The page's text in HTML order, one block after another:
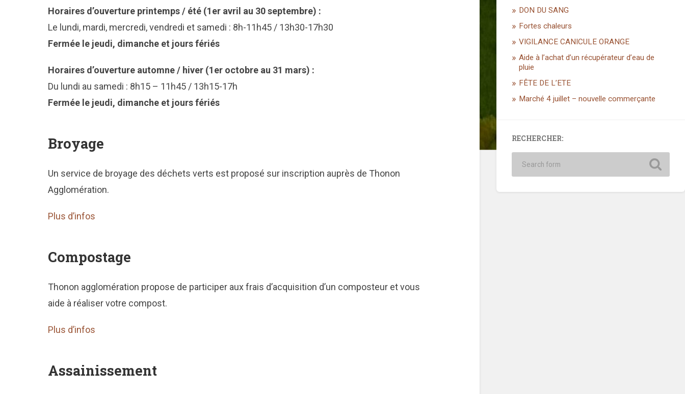
Horaires d’ouverture printemps / été (1er avril au 30 septembre) :
Le lundi, mardi, mercredi, vendredi et samedi : 8h-11h45 / 13h30-17h30
Fermée le jeudi, dimanche et jours fériés
Horaires d’ouverture automne / hiver (1er octobre au 31 mars) :
Du lundi au samedi : 8h15 – 11h45 / 13h15-17h
Fermée le jeudi, dimanche et jours fériés
Broyage
Un service de broyage des déchets verts est proposé sur inscription auprès de Thonon
Agglomération.
Plus d’infos
Compostage
Thonon agglomération propose de participer aux frais d’acquisition d’un composteur et vous
aide à réaliser votre compost.
Plus d’infos
Assainissement
DON DU SANG
Fortes chaleurs
VIGILANCE CANICULE ORANGE
Aide à l’achat d’un récupérateur d’eau de
pluie
FÊTE DE L’ETE
Marché 4 juillet – nouvelle commerçante
RECHERCHER: